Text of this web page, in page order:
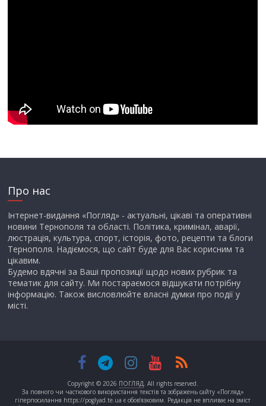
Про нас
Інтернет-видання «Погляд» - актуальні, цікаві та оперативні
новини Тернополя та області. Політика, кримінал, аварії,
люстрація, культура, спорт, історія, фото, рецепти та блоги
Тернополя. Надіємося, що сайт буде для Вас корисним та
цікавим.
Будемо вдячні за Ваші пропозиції щодо нових рубрик та
тематик для сайту. Ми постараємося відшукати потрібну
інформацію. Також висловлюйте власні думки про події у
місті.
Copyright © 2026 ПОГЛЯД . All rights reserved.
За повного чи часткового використання текстів та зображень сайту «Погляд»
гіперпосилання https://poglyad.te.ua є обов’язковим. Редакція не впливає на зміст